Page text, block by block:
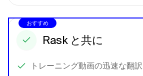
Rask と共に
トレーニング動画の迅速な翻訳
おすすめ